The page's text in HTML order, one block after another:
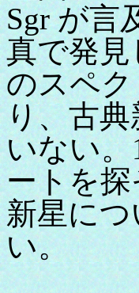
Sgr が言
真で発
のスペ
り、古
いない。
ートを
新星に
い。